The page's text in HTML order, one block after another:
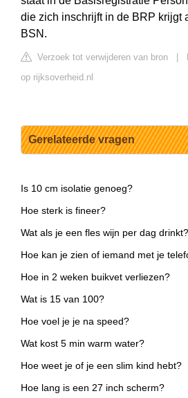
die zich inschrijft in de BRP krijgt
BSN.
Verzoek tot verwijderen van bron
op rijksoverheid.nl
Gerelateerde vragen
Is 10 cm isolatie genoeg?
Hoe sterk is fineer?
Wat als je een fles wijn per dag drinkt?
Hoe kan je zien of iemand met je
Hoe in 2 weken buikvet verliezen?
Wat is 15 van 100?
Hoe voel je je na speed?
Wat kost 5 min warm water?
Hoe weet je of je een slim kind hebt?
Hoe lang is een 27 inch scherm?